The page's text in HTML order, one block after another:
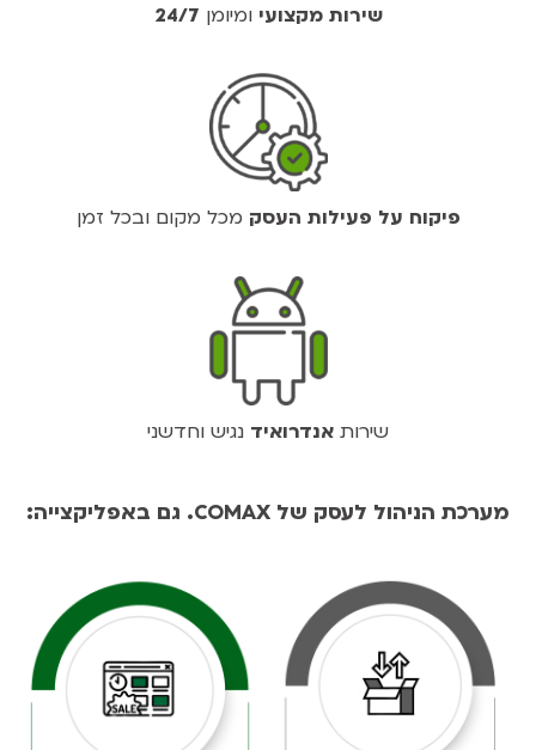
שירות מקצועיומיומן 24/7
פיקוח על פעילות העסק מכל מקום ובכל זמן
שירות אנדרואיד נגיש וחדשני
מערכת הניהול לעסק של COMAX. גם באפליקצייה: